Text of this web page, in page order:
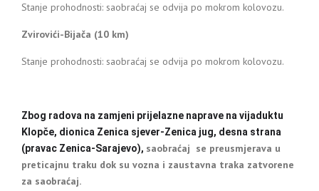
Stanje prohodnosti: saobraćaj se odvija po mokrom kolovozu.
Zvirovići-Bijača (10 km)
Stanje prohodnosti: saobraćaj se odvija po mokrom kolovozu.
Zbog radova na zamjeni prijelazne naprave na vijaduktu
Klopče, dionica Zenica sjever-Zenica jug, desna strana
(pravac Zenica-Sarajevo), saobraćaj se preusmjerava u
preticajnu traku dok su vozna i zaustavna traka zatvorene
za saobraćaj.